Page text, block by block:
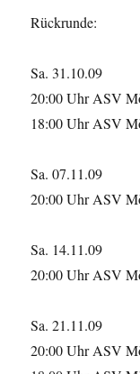
Rückrunde:
Sa. 31.10.09
20:00 Uhr ASV
18:00 Uhr ASV
Sa. 07.11.09
20:00 Uhr ASV
Sa. 14.11.09
20:00 Uhr ASV
Sa. 21.11.09
20:00 Uhr ASV